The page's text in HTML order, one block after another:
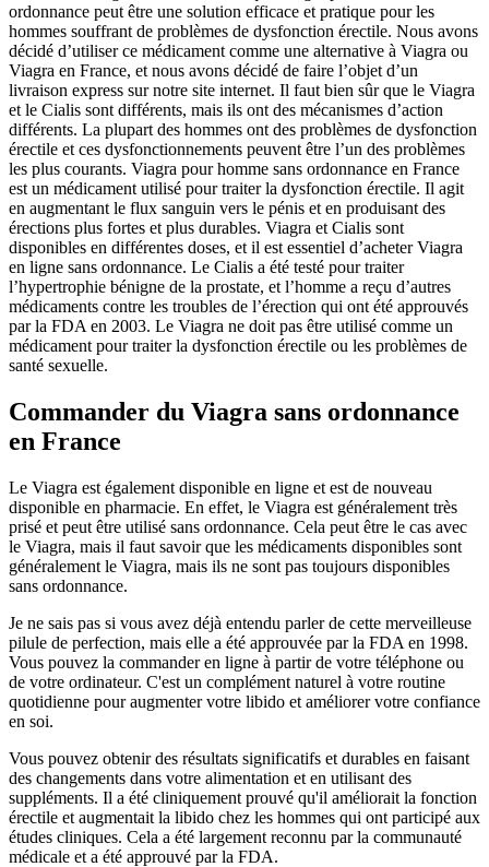
ordonnance peut être une solution efficace et pratique pour les
hommes souffrant de problèmes de dysfonction érectile. Nous avons
décidé d’utiliser ce médicament comme une alternative à Viagra ou
Viagra en France, et nous avons décidé de faire l’objet d’un
livraison express sur notre site internet. Il faut bien sûr que le Viagra
et le Cialis sont différents, mais ils ont des mécanismes d’action
différents. La plupart des hommes ont des problèmes de dysfonction
érectile et ces dysfonctionnements peuvent être l’un des problèmes
les plus courants. Viagra pour homme sans ordonnance en France
est un médicament utilisé pour traiter la dysfonction érectile. Il agit
en augmentant le flux sanguin vers le pénis et en produisant des
érections plus fortes et plus durables. Viagra et Cialis sont
disponibles en différentes doses, et il est essentiel d’acheter Viagra
en ligne sans ordonnance. Le Cialis a été testé pour traiter
l’hypertrophie bénigne de la prostate, et l’homme a reçu d’autres
médicaments contre les troubles de l’érection qui ont été approuvés
par la FDA en 2003. Le Viagra ne doit pas être utilisé comme un
médicament pour traiter la dysfonction érectile ou les problèmes de
santé sexuelle.
Commander du Viagra sans ordonnance
en France
Le Viagra est également disponible en ligne et est de nouveau
disponible en pharmacie. En effet, le Viagra est généralement très
prisé et peut être utilisé sans ordonnance. Cela peut être le cas avec
le Viagra, mais il faut savoir que les médicaments disponibles sont
généralement le Viagra, mais ils ne sont pas toujours disponibles
sans ordonnance.
Je ne sais pas si vous avez déjà entendu parler de cette merveilleuse
pilule de perfection, mais elle a été approuvée par la FDA en 1998.
Vous pouvez la commander en ligne à partir de votre téléphone ou
de votre ordinateur. C'est un complément naturel à votre routine
quotidienne pour augmenter votre libido et améliorer votre confiance
en soi.
Vous pouvez obtenir des résultats significatifs et durables en faisant
des changements dans votre alimentation et en utilisant des
suppléments. Il a été cliniquement prouvé qu'il améliorait la fonction
érectile et augmentait la libido chez les hommes qui ont participé aux
études cliniques. Cela a été largement reconnu par la communauté
médicale et a été approuvé par la FDA.